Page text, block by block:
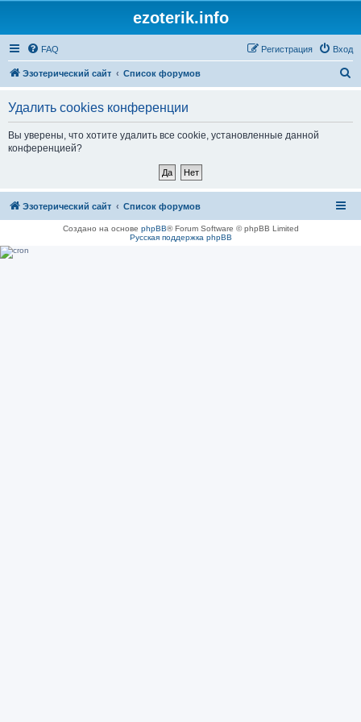
ezoterik.info
FAQ Вход
Регистрация
Эзотерический сайт Список форумов
Удалить cookies конференции
Вы уверены, что хотите удалить все cookie, установленные данной
конференцией?
Эзотерический сайт Список форумов
Создано на основе phpBB® Forum Software © phpBB Limited
Русская поддержка phpBB